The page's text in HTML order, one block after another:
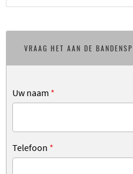
VRAAG HET AAN DE
Uw naam *
Telefoon *